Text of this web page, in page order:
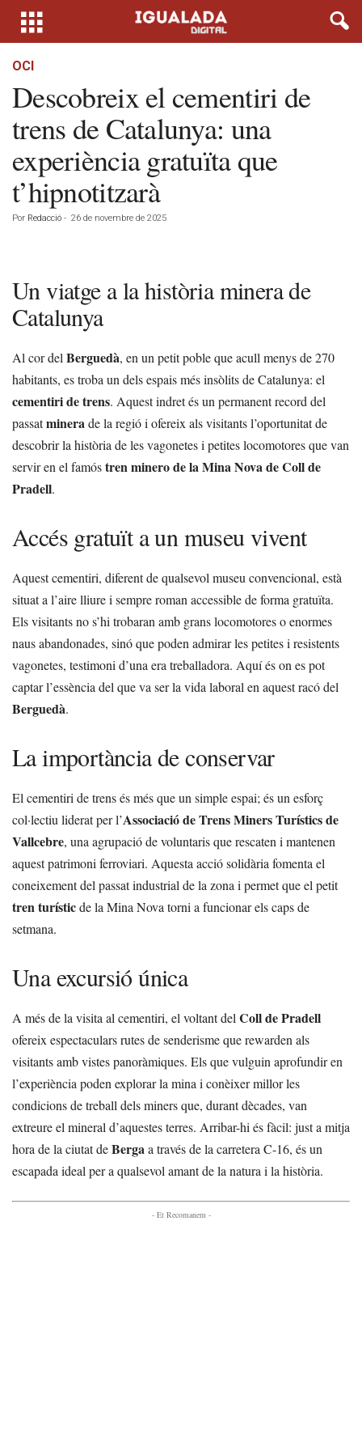
OCI
Descobreix el cementiri de
trens de Catalunya: una
experiència gratuïta que
t’hipnotitzarà
Por Redacció - 26 de novembre de 2025
Un viatge a la història minera de
Catalunya
Al cor del Berguedà, en un petit poble que acull menys de 270
habitants, es troba un dels espais més insòlits de Catalunya: el
cementiri de trens. Aquest indret és un permanent record del
passatminerade la regió i ofereix als visitants l’oportunitat de
descobrir la història de les vagonetes i petites locomotores que van
servir en el famóstren minero de la Mina Nova de Coll de
Pradell.
Accés gratuït a un museu vivent
Aquest cementiri, diferent de qualsevol museu convencional, està
situat a l’aire lliure i sempre roman accessible de forma gratuïta.
Els visitants no s’hi trobaran amb grans locomotores o enormes
naus abandonades, sinó que poden admirar les petites i resistents
vagonetes, testimoni d’una era treballadora. Aquí és on es pot
captar l’essència del que va ser la vida laboral en aquest racó del
Berguedà.
La importància de conservar
El cementiri de trens és més que un simple espai; és un esforç
col·lectiu liderat per l’Associació de Trens Miners Turístics de
Vallcebre, una agrupació de voluntaris que rescaten i mantenen
aquest patrimoni ferroviari. Aquesta acció solidària fomenta el
coneixement del passat industrial de la zona i permet que el petit
tren turísticde la Mina Nova torni a funcionar els caps de
setmana.
Una excursió única
A més de la visita al cementiri, el voltant del Coll de Pradell
ofereix espectaculars rutes de senderisme que rewarden als
visitants amb vistes panoràmiques. Els que vulguin aprofundir en
l’experiència poden explorar la mina i conèixer millor les
condicions de treball dels miners que, durant dècades, van
extreure el mineral d’aquestes terres. Arribar-hi és fàcil: just a mitja
hora de la ciutat deBergaa través de la carretera C-16, és un
escapada ideal per a qualsevol amant de la natura i la història.
- Et Recomanem -